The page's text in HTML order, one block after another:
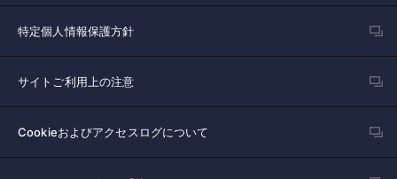
特定個人情報保護方針
サイトご利用上の注意
Cookieおよびアクセスログについて